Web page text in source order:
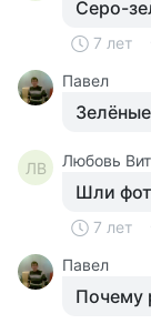
Серо-
7 лет
Павел
ЛВ Любовь
Шли
7 лет
Павел
Почему